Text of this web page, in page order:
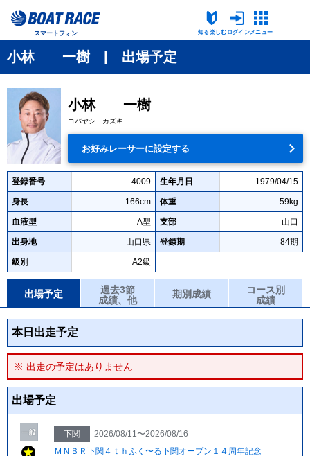
スマートフォン 知る楽しむ ログインメニュー
小林 一樹 | 出場予定
小林 一樹
コバヤシ カズキ
お好みレーサーに設定する
登録番号 4009 生年月日 1979/04/15
身長 166cm 体重 59kg
血液型 A型 支部 山口
出身地 山口県 登録期 84期
級別 A2級
出場予定
過去3節
成績、他
期別成績
コース別
成績
本日出走予定
※ 出走の予定はありません
出場予定
下関
2026/08/11〜2026/08/16
ＭＮＢＲ下関４ｔｈふく〜る下関オープン１４周年記念